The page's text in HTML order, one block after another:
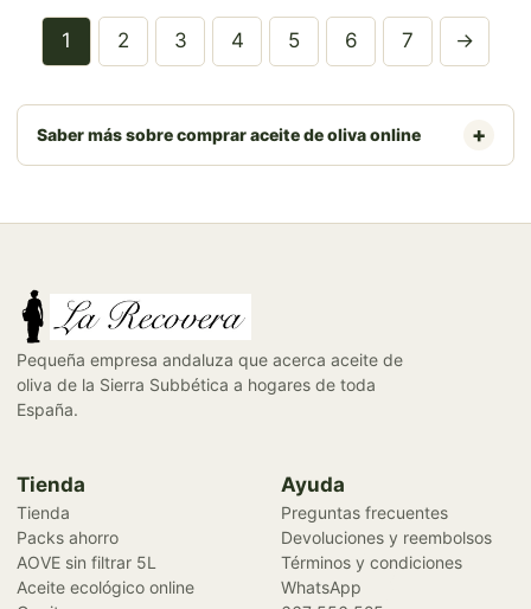
1 2 3 4 5 6 7 →
Saber más sobre comprar aceite de oliva online
Pequeña empresa andaluza que acerca aceite de
oliva de la Sierra Subbética a hogares de toda
España.
Tienda
Tienda
Packs ahorro
AOVE sin filtrar 5L
Aceite ecológico online
Ayuda
Preguntas frecuentes
Devoluciones y reembolsos
Términos y condiciones
WhatsApp